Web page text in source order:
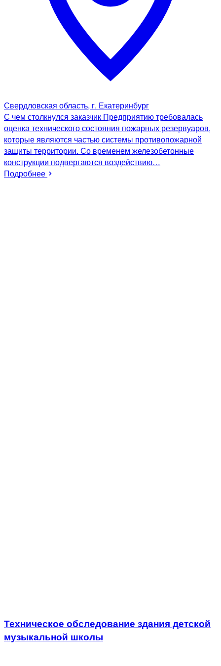
Свердловская область, г. Екатеринбург
С чем столкнулся заказчик Предприятию требовалась
оценка технического состояния пожарных резервуаров,
которые являются частью системы противопожарной
защиты территории. Со временем железобетонные
конструкции подвергаются воздействию…
Подробнее
Техническое обследование здания детской
музыкальной школы